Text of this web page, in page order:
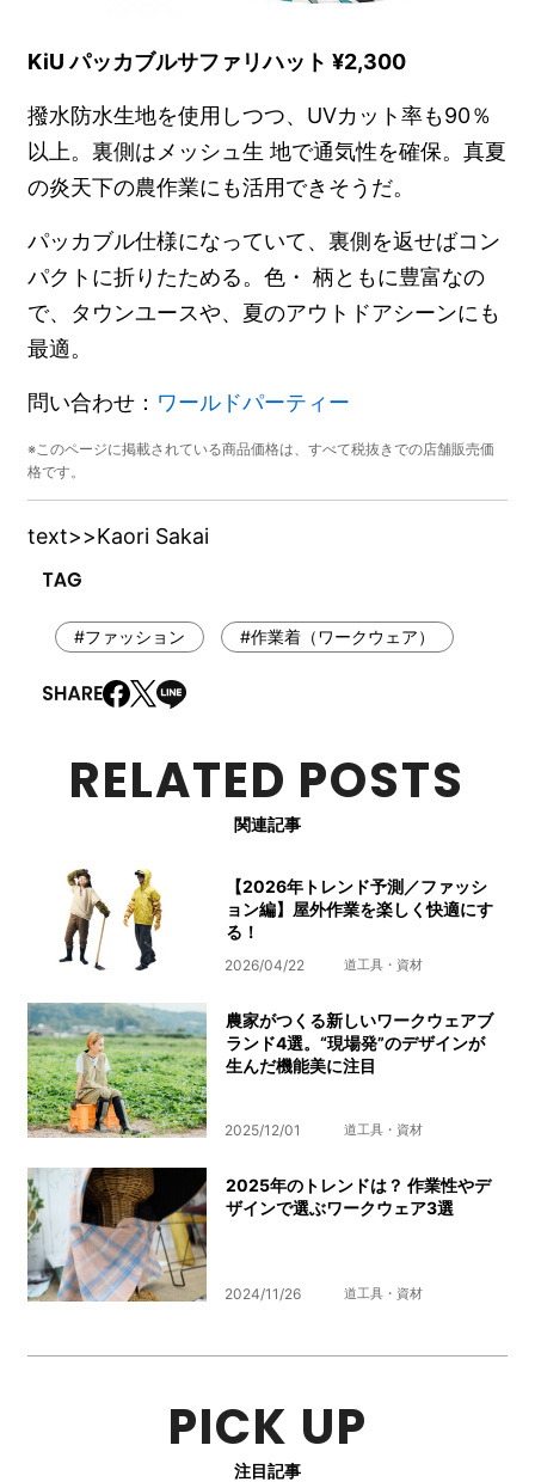
KiU パッカブルサファリハット ¥2,300
撥水防水生地を使用しつつ、UVカット率も90％
以上。裏側はメッシュ生 地で通気性を確保。真夏
の炎天下の農作業にも活用できそうだ。
パッカブル仕様になっていて、裏側を返せばコン
パクトに折りたためる。色・ 柄ともに豊富なの
で、タウンユースや、夏のアウトドアシーンにも
最適。
問い合わせ： ワールドパーティー
※このページに掲載されている商品価格は、すべて税抜きでの店舗販売価
格です。
text>>Kaori Sakai
#ファッション #作業着（ワークウェア）
RELATED POSTS
関連記事
【2026年トレンド予測／ファッシ
ョン編】屋外作業を楽しく快適にす
る！
2026/04/22 道工具・資材
農家がつくる新しいワークウェアブ
ランド4選。“現場発”のデザインが
生んだ機能美に注目
2025/12/01 道工具・資材
2025年のトレンドは？ 作業性やデ
ザインで選ぶワークウェア3選
2024/11/26 道工具・資材
PICK UP
注目記事